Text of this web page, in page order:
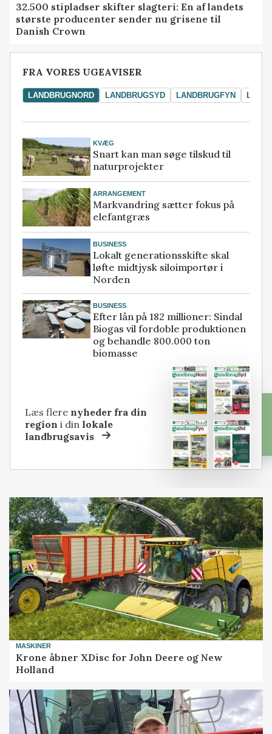
32.500 stipladser skifter slagteri: En af landets
største producenter sender nu grisene til
Danish Crown
FRA VORES UGEAVISER
LANDBRUGNORD LANDBRUGSYD LANDBRUGFYN
KVÆG
Snart kan man søge tilskud til
naturprojekter
ARRANGEMENT
Markvandring sætter fokus på
elefantgræs
BUSINESS
Lokalt generationsskifte skal
løfte midtjysk siloimportør i
Norden
BUSINESS
Efter lån på 182 millioner: Sindal
Biogas vil fordoble produktionen
og behandle 800.000 ton
biomasse
Læs flere nyheder fra din
region i dinlokale
landbrugsavis
MASKINER
Krone åbner XDisc for John Deere og New
Holland